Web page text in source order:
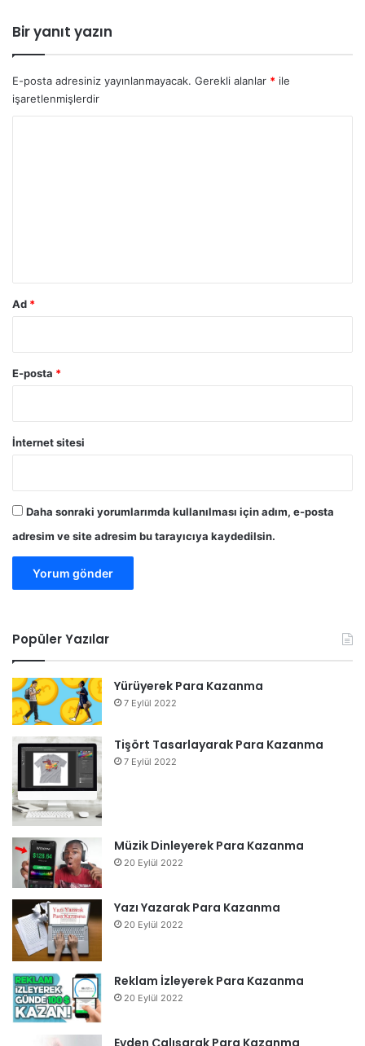
Bir yanıt yazın
E-posta adresiniz yayınlanmayacak. Gerekli alanlar * ile
işaretlenmişlerdir
Ad *
E-posta *
İnternet sitesi
Daha sonraki yorumlarımda kullanılması için adım, e-posta
adresim ve site adresim bu tarayıcıya kaydedilsin.
Popüler Yazılar
Yürüyerek Para Kazanma
7 Eylül 2022
Tişört Tasarlayarak Para Kazanma
7 Eylül 2022
Müzik Dinleyerek Para Kazanma
20 Eylül 2022
Yazı Yazarak Para Kazanma
20 Eylül 2022
Reklam İzleyerek Para Kazanma
20 Eylül 2022
Evden Çalışarak Para Kazanma